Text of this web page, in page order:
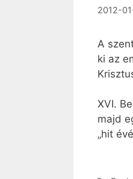
2012-
A
ki az
XVI.
majd
„hit